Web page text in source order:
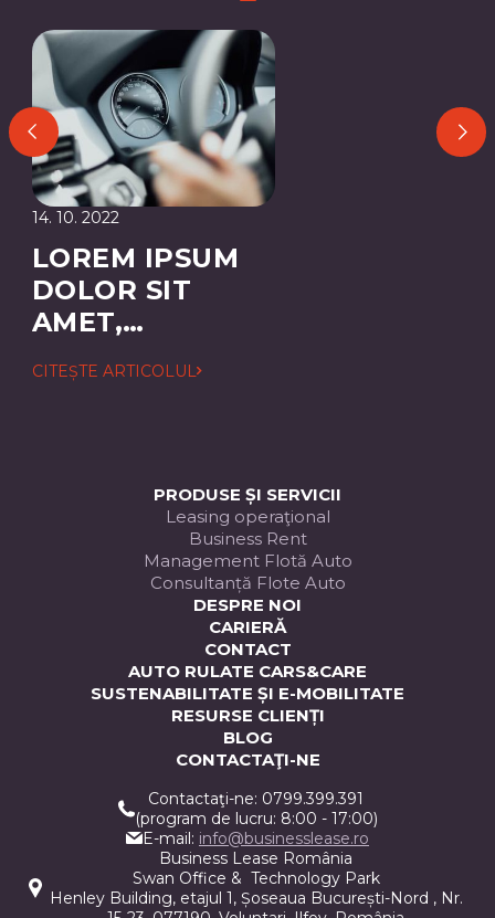
14. 10. 2022
LOREM IPSUM
DOLOR SIT
AMET,
ADIPISCING
CITEȘTE ARTICOLUL
PRODUSE ȘI SERVICII
Leasing operaţional
Business Rent
Management Flotă Auto
Consultanță Flote Auto
DESPRE NOI
CARIERĂ
CONTACT
AUTO RULATE CARS&CARE
SUSTENABILITATE ȘI E-MOBILITATE
RESURSE CLIENȚI
BLOG
CONTACTAŢI-NE
Contactaţi-ne: 0799.399.391
(program de lucru: 8:00 - 17:00)
E-mail: info@businesslease.ro
Business Lease România
Swan Office & Technology Park
Henley Building, etajul 1, Șoseaua București-Nord , Nr.